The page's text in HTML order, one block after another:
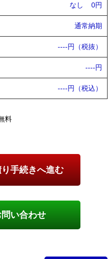
なし 0円
通常納期
----円（税抜）
----円
----円（税込）
料
い合わせ